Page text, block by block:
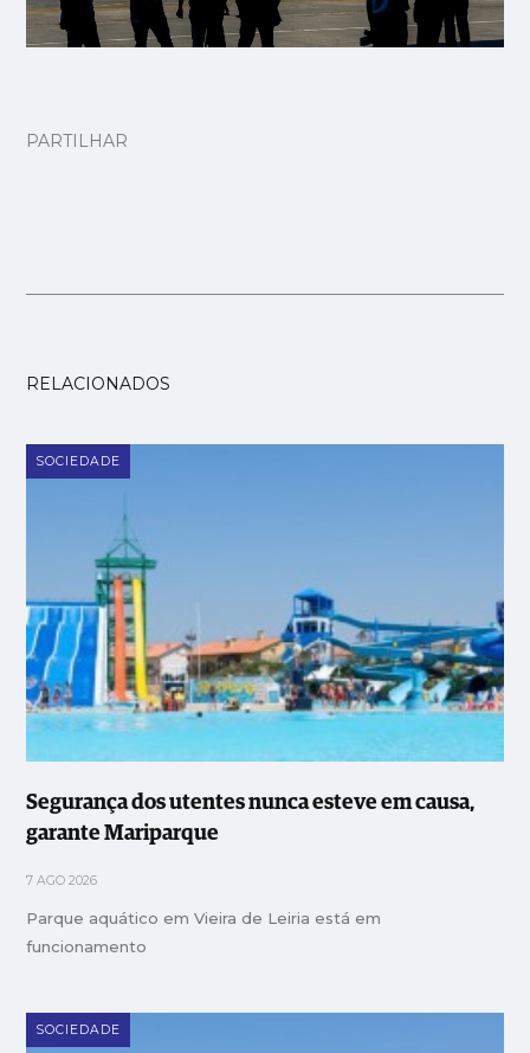
PARTILHAR
RELACIONADOS
SOCIEDADE
Segurança dos utentes nunca esteve em causa,
garante Mariparque
7 AGO 2026
Parque aquático em Vieira de Leiria está em
funcionamento
SOCIEDADE